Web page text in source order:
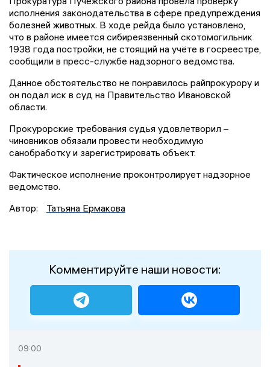
исполнения законодательства в сфере предупреждения
болезней животных. В ходе рейда было установлено,
что в районе имеется сибиреязвенный скотомогильник
1938 года постройки, не стоящий на учёте в госреестре,
сообщили в пресс-службе надзорного ведомства.
Данное обстоятельство не понравилось райпрокурору и
он подал иск в суд на Правительство Ивановской
области.
Прокурорские требования судья удовлетворил –
чиновников обязали провести необходимую
санобработку и зарегистрировать объект.
Фактическое исполнение проконтролирует надзорное
ведомство.
Автор:
Татьяна Ермакова
Комментируйте наши новости:
09:00